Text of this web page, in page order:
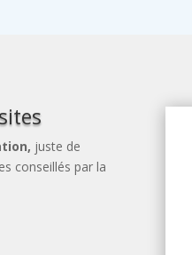
juste de
conseillés par la